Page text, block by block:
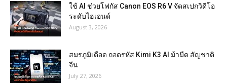
ใช้ AI ช่วยโฟกัส Canon EOS R6 V จัดสเปกวิดีโอ
ระดับไฮเอนด์
August 3, 2026
สมรภูมิเดือด ถอดรหัส Kimi K3 AI ม้ามืด สัญชาติ
จีน
July 27, 2026